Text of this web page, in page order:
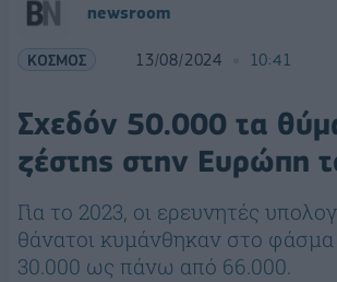
newsroom
ΚΟΣΜΟΣ 13/08/2024 10:41
Σχεδόν 50.000 τα
ζέστης στην Ευρώπη
Για το 2023, οι ερευνητές
θάνατοι κυμάνθηκαν στο
30.000 ως πάνω από 66.000.